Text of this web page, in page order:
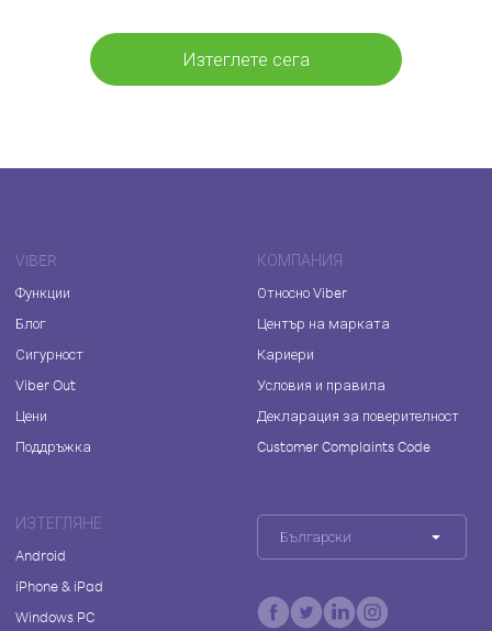
Изтеглете сега
VIBER
Функции
Блог
Сигурност
Viber Out
Цени
Поддръжка
КОМПАНИЯ
Относно Viber
Център на марката
Кариери
Условия и правила
Декларация за поверителност
Customer Complaints Code
ИЗТЕГЛЯНЕ
Android
iPhone & iPad
Windows PC
Български